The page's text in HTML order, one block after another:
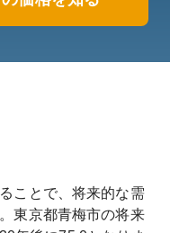
ことで、将来的な需
東京都青梅市の将来